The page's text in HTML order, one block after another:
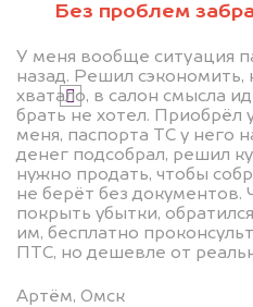
Без проблем
У меня вообще ситуация
назад. Решил
хватало, в салон смысла
брать не хотел. Приобрёл
меня, паспорта ТС у него
денег подсобрал, решил
нужно продать, чтобы
не берёт без документов.
покрыть убытки,
им, бесплатно
ПТС, но дешевле от
Артём, Омск
Я даю согласие
персональных
политикой